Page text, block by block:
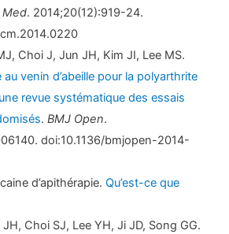
Med. 2014;20(12):919-24.
Choi J, Jun JH, Kim JI, Lee MS.
venin d’abeille pour la polyarthrite
revue systématique des essais
.BMJ Open.
doi:10.1136/bmjopen-2014-
d’apithérapie.Qu’est-ce que
Choi SJ, Lee YH, Ji JD, Song GG.